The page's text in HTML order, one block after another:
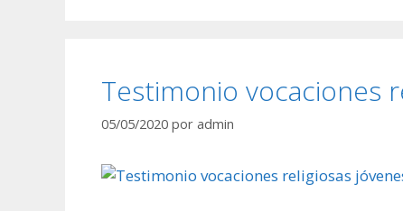
Testimonio vocaciones
05/05/2020 por admin